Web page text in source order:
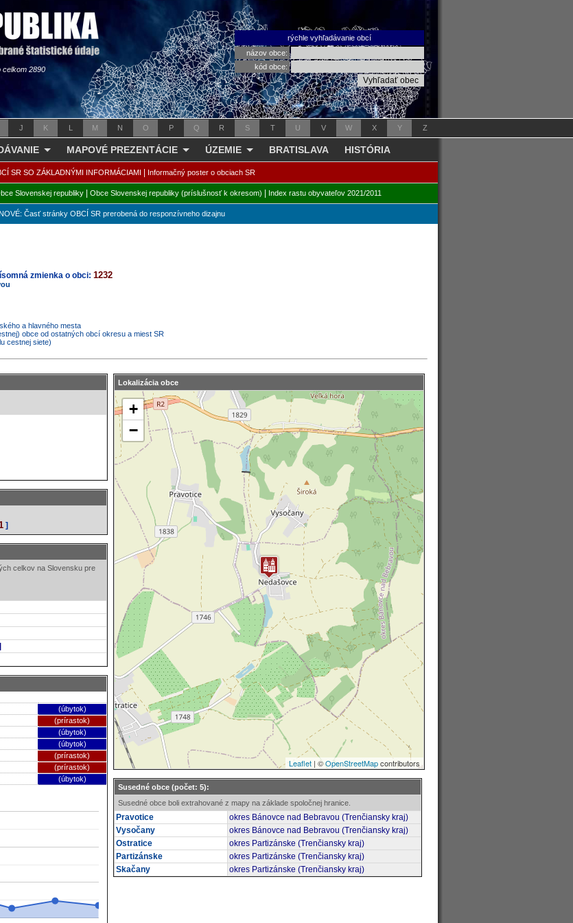
celkom 2890
rýchle vyhľadávanie obcí
názov obce:
kód obce:
J K L M N O P Q R S T U V W X Y Z
MAPOVÉ PREZENTÁCIE ÚZEMIE BRATISLAVA HISTÓRIA
SR SO ZÁKLADNÝMI INFORMÁCIAMI Informačný poster o obciach SR
Slovenskej republiky| Obce Slovenskej republiky (príslušnosť k okresom) Index rastu obyvateľov 2021/2011
Časť stránky OBCÍ SR prerobená do responzívneho dizajnu
zmienka o obci: 1232
a hlavného mesta
obce od ostatných obcí okresu a miest SR
cestnej siete)
]
celkov na Slovensku pre
(úbytok)
(prírastok)
(úbytok)
(úbytok)
(prírastok)
(prírastok)
(úbytok)
Lokalizácia obce
Susedné obce (počet: 5):
Susedné obce boli extrahované z mapy na základe spoločnej hranice.
Pravotice
okres Bánovce nad Bebravou (Trenčiansky kraj)
Vysočany
okres Bánovce nad Bebravou (Trenčiansky kraj)
Ostratice
okres Partizánske (Trenčiansky kraj)
Partizánske
okres Partizánske (Trenčiansky kraj)
Skačany
okres Partizánske (Trenčiansky kraj)